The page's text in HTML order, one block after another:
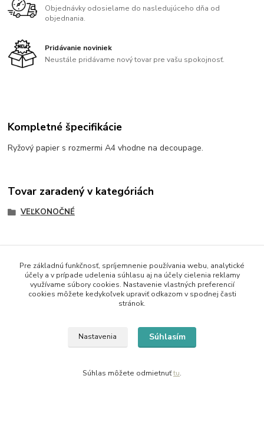
Objednávky odosielame do nasledujúceho dňa od
objednania.
Pridávanie noviniek
Neustále pridávame nový tovar pre vašu spokojnosť.
Kompletné špecifikácie
Ryžový papier s rozmermi A4 vhodne na decoupage.
Tovar zaradený v kategóriách
VEĽKONOČNÉ
Kontaktné údaje
0907864188
Pre základnú funkčnosť, spríjemnenie používania webu, analytické
účely a v prípade udelenia súhlasu aj na účely cielenia reklamy
využívame súbory cookies. Nastavenie vlastných preferencií
cookies môžete kedykoľvek upraviť odkazom v spodnej časti
stránok.
Nastavenia Súhlasím
Súhlas môžete odmietnuťtu.